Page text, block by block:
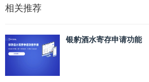
相关推荐
银豹酒水寄存申请功能